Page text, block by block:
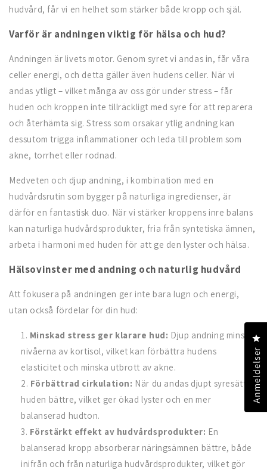
hudvård, får vi en helhet som stärker både kropp och själ.
Varför är andningen viktig för hälsa och hud?
Andningen är livets motor. Genom syret vi andas in, får våra
celler energi, och detta gäller även hudens celler. När vi
andas ytligt – vilket många av oss gör under stress – får
huden och kroppen inte tillräckligt med syre för att reparera
och återhämta sig. Stress som orsakar ytlig andning kan
dessutom trigga inflammationer och leda till problem som
akne, torrhet eller rodnad.
Medveten och djup andning, i kombination med en
hudvårdsrutin som bygger på naturliga ingredienser, är
därför en fantastisk duo. När vi stärker kroppens inre balans
kan naturliga hudvårdsprodukter, fria från syntetiska ämnen,
arbeta i harmoni med huden för att ge den lyster och hälsa.
Hälsovinster med andning och naturlig hudvård
Att fokusera på andningen ger inte bara lugn och energi,
utan också fördelar för din hud:
Minskad stress ger klarare hud: Djup andning minskar
nivåerna av kortisol, vilket kan förbättra hudens
elasticitet och minska utbrott av akne.
Förbättrad cirkulation: När du andas djupt syresätts
huden bättre, vilket ger ökad lyster och en mer
balanserad hudton.
Förstärkt effekt av hudvårdsprodukter: En
balanserad kropp absorberar näringsämnen bättre, både
inifrån och från naturliga hudvårdsprodukter, vilket gör
Anmeldelser